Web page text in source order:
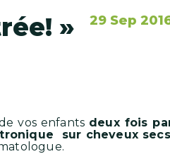
» 29 Sep
vos enfants deux fois
sur cheveux secs